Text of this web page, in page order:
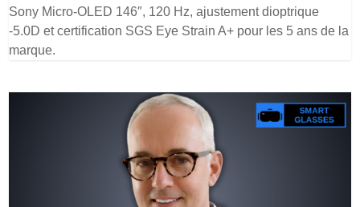
Sony Micro-OLED 146″, 120 Hz, ajustement dioptrique
-5.0D et certification SGS Eye Strain A+ pour les 5 ans de la
marque.